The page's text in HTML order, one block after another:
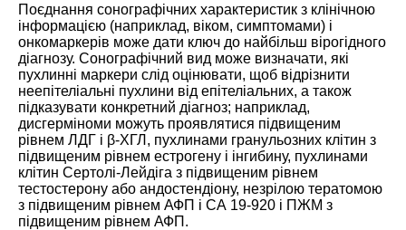
Поєднання сонографічних характеристик з клінічною
інформацією (наприклад, віком, симптомами) і
онкомаркерів може дати ключ до найбільш вірогідного
діагнозу. Сонографічний вид може визначати, які
пухлинні маркери слід оцінювати, щоб відрізнити
неепітеліальні пухлини від епітеліальних, а також
підказувати конкретний діагноз; наприклад,
дисгерміноми можуть проявлятися підвищеним
рівнем ЛДГ і β-ХГЛ, пухлинами гранульозних клітин з
підвищеним рівнем естрогену і інгибину, пухлинами
клітин Сертолі-Лейдіга з підвищеним рівнем
тестостерону або андостендіону, незрілою тератомою
з підвищеним рівнем АФП і СА 19-920 і ПЖМ з
підвищеним рівнем АФП.